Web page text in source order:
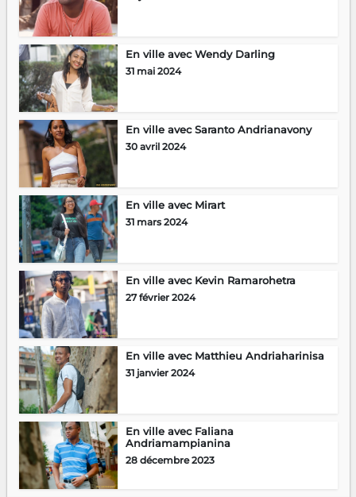
En ville avec Wendy Darling
31 mai 2024
En ville avec Saranto Andrianavony
30 avril 2024
En ville avec Mirart
31 mars 2024
En ville avec Kevin Ramarohetra
27 février 2024
En ville avec Matthieu Andriaharinisa
31 janvier 2024
En ville avec Faliana
Andriamampianina
28 décembre 2023